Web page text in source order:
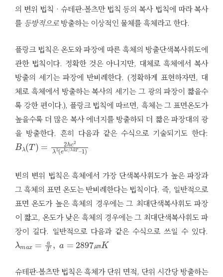
의 변위 법칙 · 슈테판-볼츠만 법칙 등의 복사 법칙에 따라 복사
를 등방적으로방출하는 이상적인 물체를 흑체라고 한다.
플랑크 법칙은 온도와 파장에 따른 흑체의 방출단색복사휘도에
관한 법칙이다. 정확한 것은 아니지만, 대체로 흑체에서 복사
방출의 세기는 파장에 반비례한다. (정확하게 표현하자면, 대
체로 흑체에서 방출하는 복사의 세기는 그 광의 파장이 짧을수
록 강한 편이다.), 플랑크 법칙에 따르면, 흑체는 그 표면온도가
높을수록 더 많은 복사 에너지를 방출하되 더 짧은 파장대의 광
을 방출한다. 흔히 다음과 같은 수식으로 기술되기도 한다:
Bλ (T)=2 hc 2λ 5( hc
λk T–1)
빈의 변위 법칙은 흑체에서 가장 단색복사휘도가 높은 파장과
그 흑체의 표면 온도는 반비례한다는 법칙이다. 즉, 일반적으로
표면 온도가 높은 흑체의 경우에는 그 최대단색복사휘도 파장
이 짧고, 온도가 낮은 흑체의 경우에는 그 최대단색복사휘도 파
장이 길다. 일반적으로 다음과 같은 수식으로 쓰일 수 있다.
λm x a ,a= 2897㎛ K
슈테판-볼츠만 법칙은 흑체가 단위 면적, 단위 시간당 방출하는